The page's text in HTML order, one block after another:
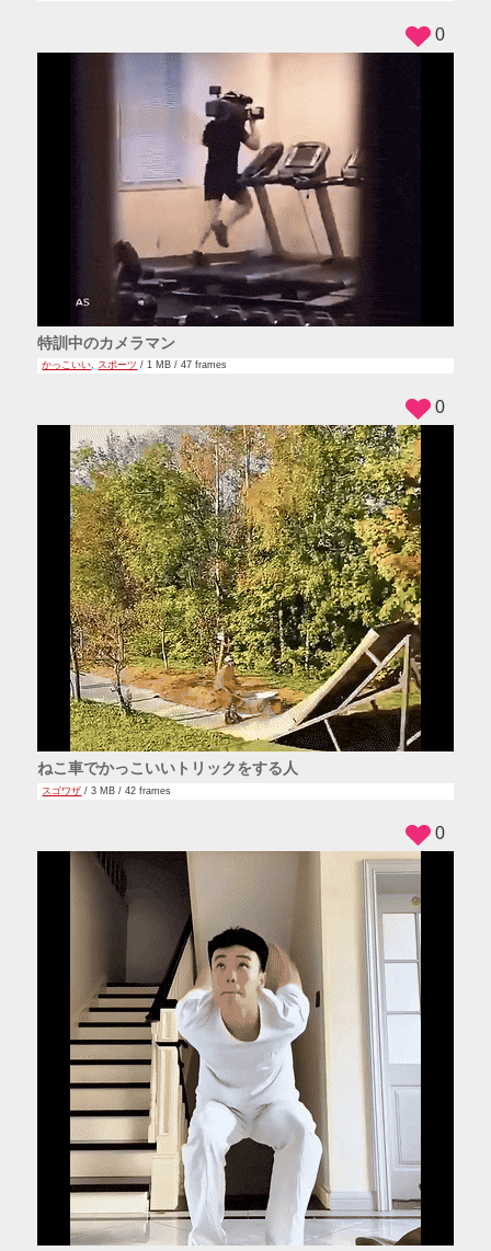
特訓中のカメラマン
かっこいい, スポーツ / 1 MB / 47 frames
0
ねこ車でかっこいいトリックをする人
スゴワザ / 3 MB / 42 frames
0
0